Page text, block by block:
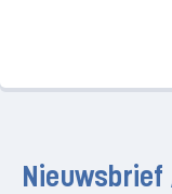
Nieuwsbrief